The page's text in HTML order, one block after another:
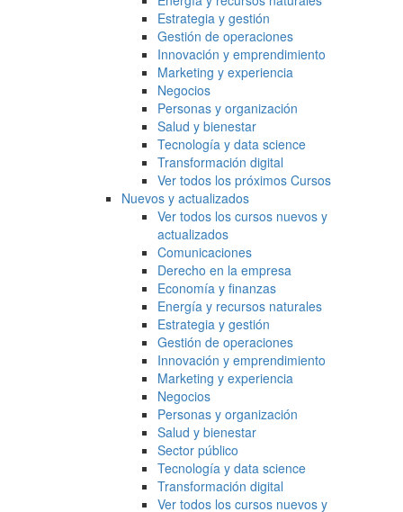
Estrategia y gestión
Gestión de operaciones
Innovación y emprendimiento
Marketing y experiencia
Negocios
Personas y organización
Salud y bienestar
Tecnología y data science
Transformación digital
Ver todos los próximos Cursos
Nuevos y actualizados
Ver todos los cursos nuevos y
actualizados
Comunicaciones
Derecho en la empresa
Economía y finanzas
Energía y recursos naturales
Estrategia y gestión
Gestión de operaciones
Innovación y emprendimiento
Marketing y experiencia
Negocios
Personas y organización
Salud y bienestar
Sector público
Tecnología y data science
Transformación digital
Ver todos los cursos nuevos y